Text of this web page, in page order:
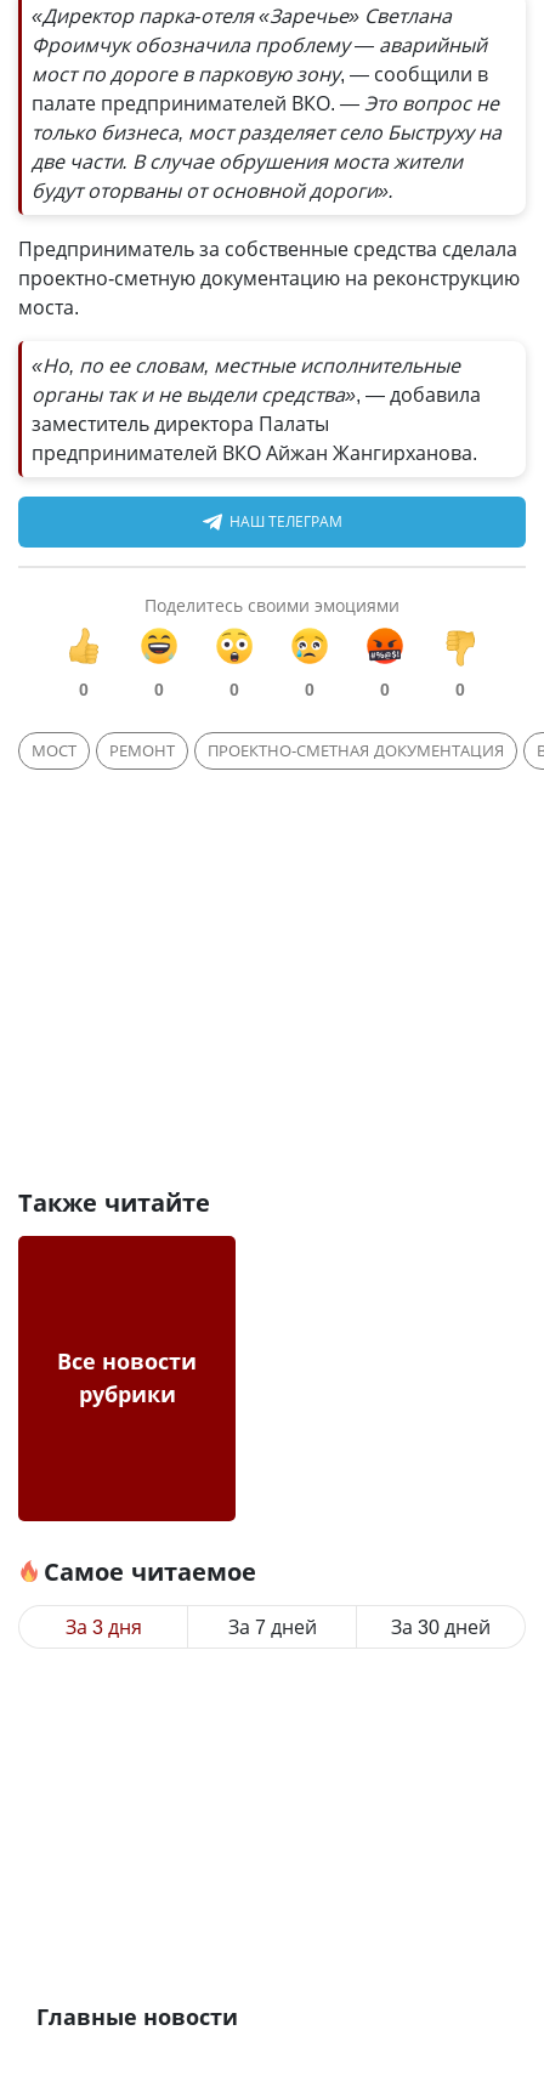
«Директор парка-отеля «Заречье» Светлана
Фроимчук обозначила проблему — аварийный
мост по дороге в парковую зону, — сообщили в
палате предпринимателей ВКО. — Это вопрос не
только бизнеса, мост разделяет село Быструху на
две части. В случае обрушения моста жители
будут оторваны от основной дороги».
Предприниматель за собственные средства сделала
проектно-сметную документацию на реконструкцию
моста.
«Но, по ее словам, местные исполнительные
органы так и не выдели средства», — добавила
заместитель директора Палаты
предпринимателей ВКО Айжан Жангирханова.
НАШ ТЕЛЕГРАМ
Поделитесь своими эмоциями
0 0 0 0 0 0
МОСТ РЕМОНТ ПРОЕКТНО-СМЕТНАЯ ДОКУМЕНТАЦИЯ
Также читайте
Все новости
рубрики
Самое читаемое
За 3 дня За 7 дней За 30 дней
Главные новости